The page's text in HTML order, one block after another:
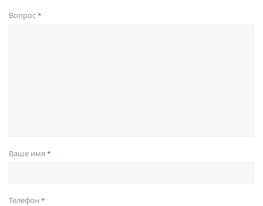
Вопрос*
Ваше имя *
Телефон *